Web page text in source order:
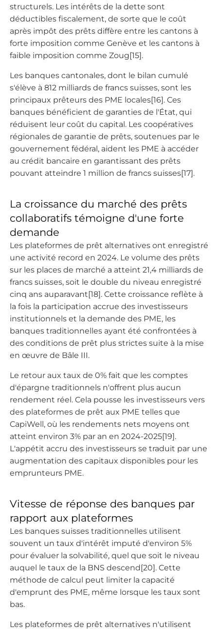
structurels. Les intérêts de la dette sont
déductibles fiscalement, de sorte que le coût
après impôt des prêts diffère entre les cantons à
forte imposition comme Genève et les cantons à
faible imposition comme Zoug[15].
Les banques cantonales, dont le bilan cumulé
s'élève à 812 milliards de francs suisses, sont les
principaux prêteurs des PME locales[16]. Ces
banques bénéficient de garanties de l'État, qui
réduisent leur coût du capital. Les coopératives
régionales de garantie de prêts, soutenues par le
gouvernement fédéral, aident les PME à accéder
au crédit bancaire en garantissant des prêts
pouvant atteindre 1 million de francs suisses[17].
La croissance du marché des prêts
collaboratifs témoigne d'une forte
demande
Les plateformes de prêt alternatives ont enregistré
une activité record en 2024. Le volume des prêts
sur les places de marché a atteint 21,4 milliards de
francs suisses, soit le double du niveau enregistré
cinq ans auparavant[18]. Cette croissance reflète à
la fois la participation accrue des investisseurs
institutionnels et la demande des PME, les
banques traditionnelles ayant été confrontées à
des conditions de prêt plus strictes suite à la mise
en œuvre de Bâle III.
Le retour aux taux de 0% fait que les comptes
d'épargne traditionnels n'offrent plus aucun
rendement réel. Cela pousse les investisseurs vers
des plateformes de prêt aux PME telles que
CapiWell, où les rendements nets moyens ont
atteint environ 3% par an en 2024-2025[19].
L'appétit accru des investisseurs se traduit par une
augmentation des capitaux disponibles pour les
emprunteurs PME.
Vitesse de réponse des banques par
rapport aux plateformes
Les banques suisses traditionnelles utilisent
souvent un taux d'intérêt imputé d'environ 5%
pour évaluer la solvabilité, quel que soit le niveau
auquel le taux de la BNS descend[20]. Cette
méthode de calcul peut limiter la capacité
d'emprunt des PME, même lorsque les taux sont
bas.
Les plateformes de prêt alternatives n'utilisent